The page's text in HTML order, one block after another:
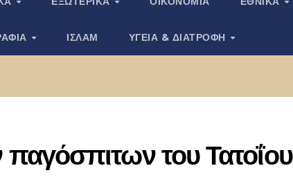
ΙΣΛΑΜ ΥΓΕΙΑ & ΔΙΑΤΡΟΦΗ
του Τατοΐου